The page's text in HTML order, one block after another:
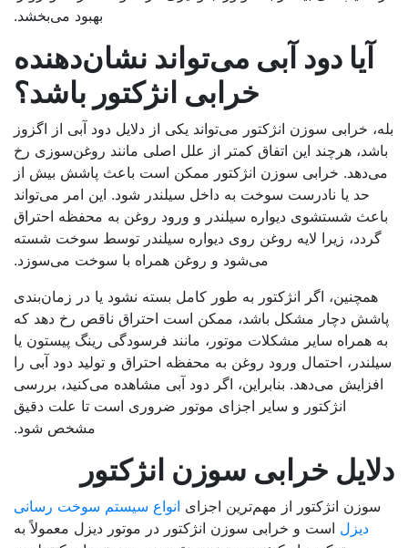
بهبود می‌بخشد.
آیا دود آبی می‌تواند نشان‌دهنده
خرابی انژکتور باشد؟
خرابی سوزن انژکتور می‌تواند یکی از دلایل دود آبی از اگزوز
هرچند این اتفاق کمتر از علل اصلی مانند روغن‌سوزی رخ
خرابی سوزن انژکتور ممکن است باعث پاشش بیش ‌از
حد یا نادرست سوخت به داخل سیلندر شود. این امر می‌تواند
شستشوی دیواره سیلندر و ورود روغن به محفظه احتراق
گردد، زیرا لایه روغن روی دیواره سیلندر توسط سوخت شسته
می‌شود و روغن همراه با سوخت می‌سوزد.
همچنین، اگر انژکتور به طور کامل بسته نشود یا در زمان‌بندی
دچار مشکل باشد، ممکن است احتراق ناقص رخ دهد که
همراه سایر مشکلات موتور، مانند فرسودگی رینگ پیستون یا
احتمال ورود روغن به محفظه احتراق و تولید دود آبی را
می‌دهد. بنابراین، اگر دود آبی مشاهده می‌کنید، بررسی
انژکتور و سایر اجزای موتور ضروری است تا علت دقیق
مشخص شود.
خرابی سوزن انژکتور
سوزن انژکتور از مهم‌ترین اجزایانواع سیستم سوخت رسانی
دیزلاست و خرابی سوزن انژکتور در موتور دیزل معمولاً به